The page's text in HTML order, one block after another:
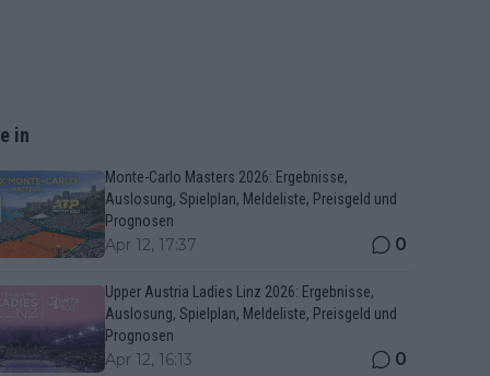
in
Monte-Carlo Masters 2026: Ergebnisse,
Auslosung, Spielplan, Meldeliste, Preisgeld und
Prognosen
Apr 12, 17:37 0
Upper Austria Ladies Linz 2026: Ergebnisse,
Auslosung, Spielplan, Meldeliste, Preisgeld und
Prognosen
Apr 12, 16:13 0